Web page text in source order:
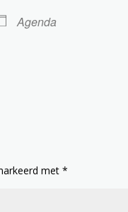
Agenda
met*